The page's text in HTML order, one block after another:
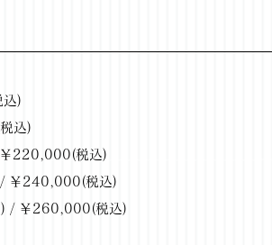
)
込)
220,000(税込)
/ ￥240,000(税込)
) / ￥260,000(税込)